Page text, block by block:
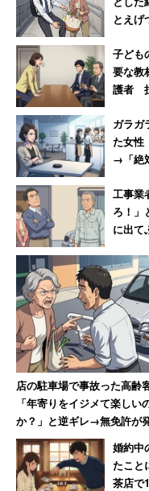
とえげ
子ども
要な教
護者
ガラガ
た女性
→「絶
工事業
ろ！」
に出て
店の駐車場で事故った高齢
「年寄りをイジメて楽しい
か？」と逆ギレ→無免許が
し警察に連行された結果「
料払え」
婚約中
たこと
茶店で